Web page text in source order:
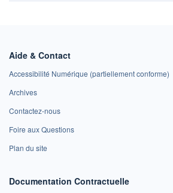
Aide & Contact
Accessibilité Numérique (partiellement conforme)
Archives
Contactez-nous
Foire aux Questions
Plan du site
Documentation Contractuelle